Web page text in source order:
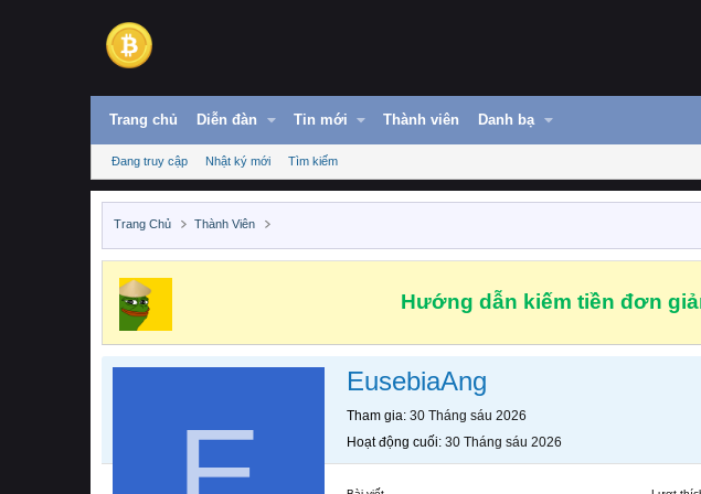
Trang chủ Diễn đàn Tin mới Thành viên Danh bạ
Đang truy cập Nhật ký mới Tìm kiếm
Trang Chủ Thành Viên
Hướng dẫn kiếm tiền đơn
EusebiaAng
Tham gia 30 Tháng sáu 2026
Hoạt động cuối 30 Tháng sáu 2026